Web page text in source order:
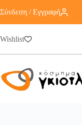
Σύνδεση / Εγγραφή
Wishlist